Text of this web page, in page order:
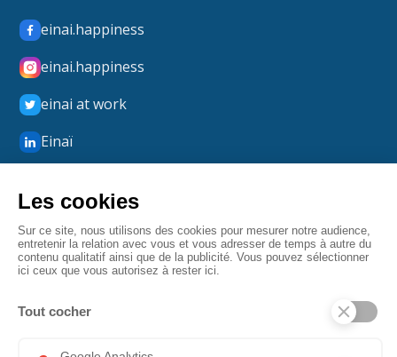
einai.happiness
einai.happiness
einai at work
Einaï
Mentions légales